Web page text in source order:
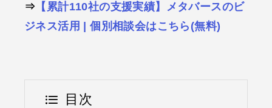
⇒ 【累計110社の支援実績】メタバースのビ
ジネス活用 | 個別相談会はこちら(無料)
目次